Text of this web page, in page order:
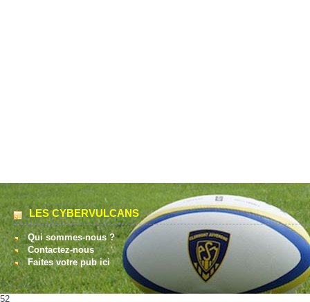
LES CYBERVULCANS
Qui sommes-nous ?
Contactez-nous
Faites votre pub ici
52